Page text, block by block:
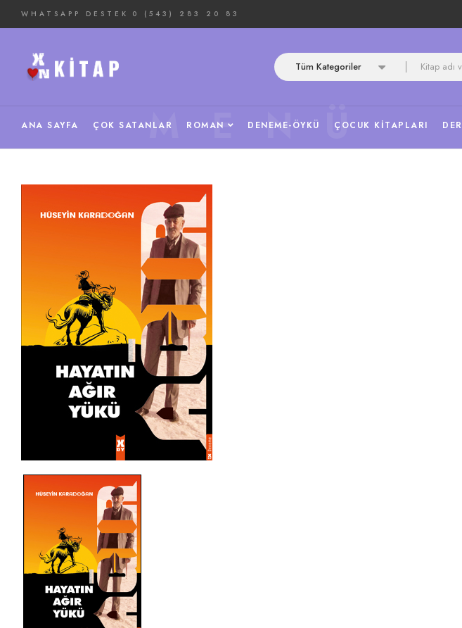
WHATSAPP DESTEK 0 (543) 283 20 83
Tüm Kategoriler
ANA SAYFA ÇOK SATANLAR ROMAN DENEME-ÖYKÜ ÇOCUK KITAPLARI
MENÜ